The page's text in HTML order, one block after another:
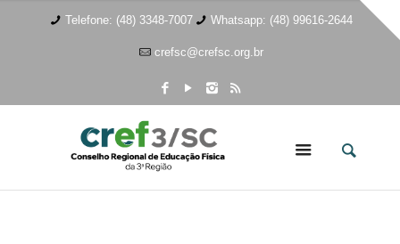
Telefone: (48) 3348-7007 Whatsapp: (48) 99616-2644
crefsc@crefsc.org.br